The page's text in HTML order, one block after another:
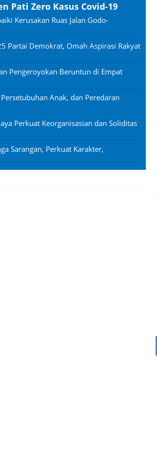
Pati Zero Kasus Covid-19
Kerusakan Ruas Jalan Godo-
Partai Demokrat, Omah Aspirasi Rakyat
Pengeroyokan Beruntun di Empat
Anak, dan Peredaran
Perkuat Keorganisasian dan Soliditas
Sarangan, Perkuat Karakter,